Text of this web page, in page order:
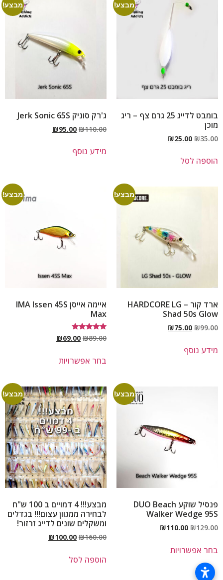
מבצע!
בומבט לדייג 25 גרם צף – ריג
מוכן
₪35.00
₪25.00
הוספה לסל
מבצע!
ג'רק סוניק Jerk Sonic 65S
₪110.00
₪95.00
מידע נוסף
מבצע!
ארד קור – HARDCORE LG
Shad 50s Glow
₪99.00
₪75.00
מידע נוסף
מבצע!
איימה אייסן IMA Issen 45S
Max
דורג
5.00
₪89.00
₪69.00
בחר אפשרויות
מבצע!
פנסיל שוקע DUO Beach
Walker Wedge 95S
₪129.00
₪110.00
בחר אפשרויות
מבצע!
מבצע!!! 4 דמויים ב 100 ש"ח
לבחירה ממגוון עצום!!! בגדלים
ומשקלים שונים לדייג זרזור!
₪160.00
₪100.00
הוספה לסל